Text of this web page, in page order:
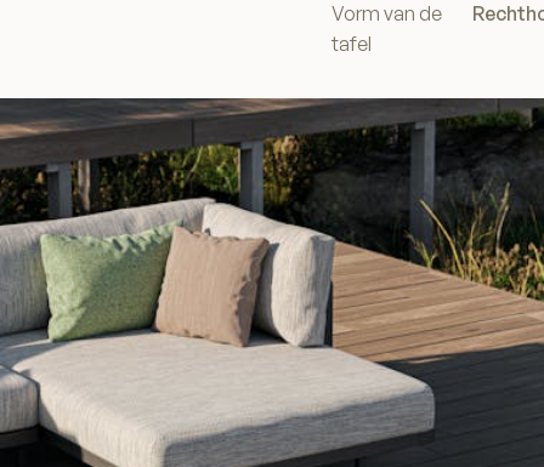
Vorm van de
tafel